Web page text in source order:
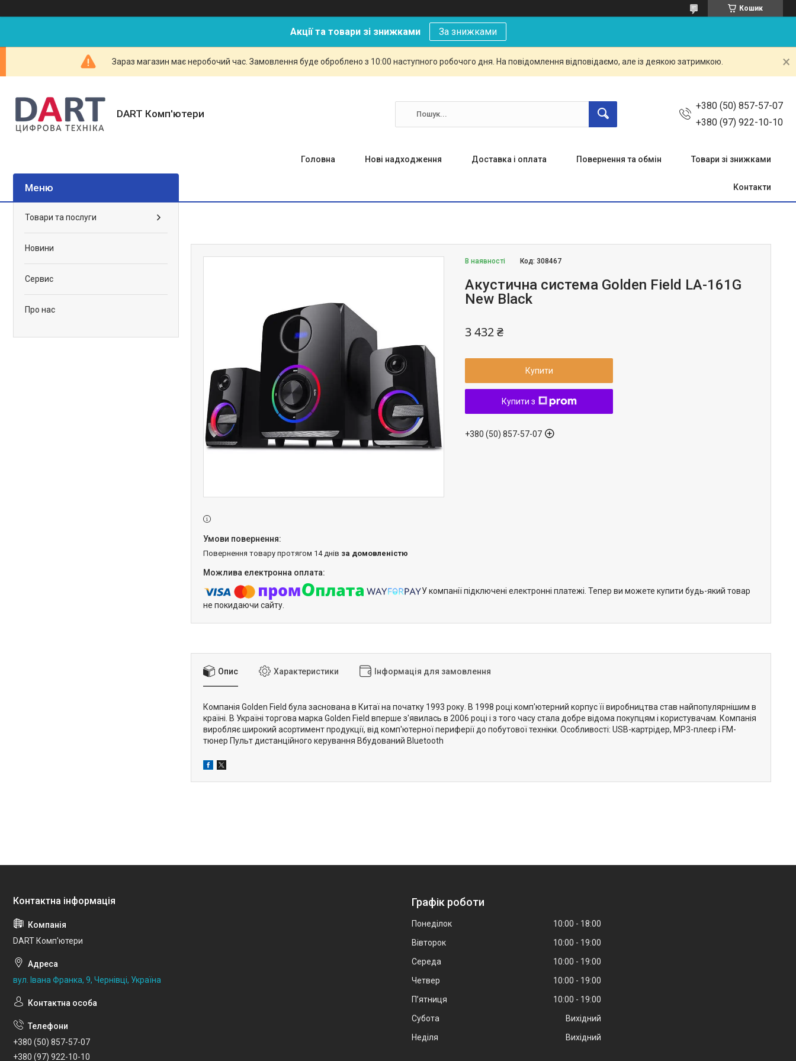
Кошик
Акції та товари зі знижками За знижками
Зараз магазин має неробочий час. Замовлення буде оброблено з 10:00 наступного робочого дня. На повідомлення відповідаємо, але із деякою затримкою.
DART Комп'ютери
+380 (50) 857-57-07
+380 (97) 922-10-10
Головна Нові надходження Доставка і оплата Повернення та обмін Товари зі знижками
Контакти
В наявності Код:308467
Акустична система Golden Field LA-161G
New Black
3 432 ₴
Купити
Купити з
+380 (50) 857-57-07
повернення товару протягом 14 днів за домовленістю
У компанії підключені електронні платежі. Тепер ви можете купити будь-який товар
не покидаючи сайту.
Опис Характеристики Інформація для замовлення
Компанія Golden Field була заснована в Китаї на початку 1993 року. В 1998 році комп'ютерний корпус її виробництва став найпопулярнішим в
країні. В Україні торгова марка Golden Field вперше з'явилась в 2006 році і з того часу стала добре відома покупцям і користувачам. Компанія
виробляє широкий асортимент продукції, від комп'ютерної периферії до побутової техніки. Особливості: USB-картрідер, MP3-плеєр і FM-
тюнер Пульт дистанційного керування Вбудований Bluetooth
Товари та послуги
Новини
Сервис
Про нас
DART Комп'ютери
вул. Івана Франка, 9, Чернівці, Україна
+380 (50) 857-57-07
+380 (97) 922-10-10
Графік роботи
Понеділок 10:00
18:00
Вівторок
10:00
19:00
Середа
10:00
19:00
Четвер
10:00
19:00
Пʼятниця
10:00
19:00
Субота
Вихідний
Неділя
Вихідний